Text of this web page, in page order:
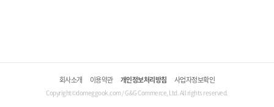
회사소개 이용약관 개인정보처리방침 사업자정보확인
Copyright©domeggook.com / G&G Commerce, Ltd. All rights reserved.